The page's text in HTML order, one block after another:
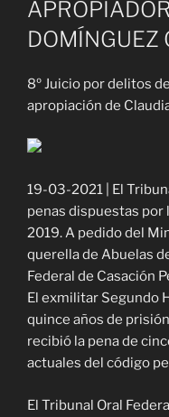
DOMÍNGUEZ
8º Juicio por delitos
apropiación de
19-03-2021 | El
penas dispuestas por
2019. A pedido del
querella de Abuelas
Federal de Casación
El exmilitar Segundo
quince años de
recibió la pena de
actuales del código
El Tribunal Oral